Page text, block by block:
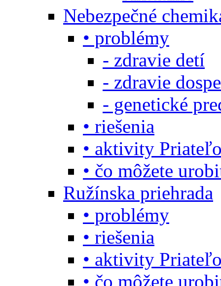
Nebezpečné
• problémy
- zdravie detí
- zdravie
- genetické
• riešenia
• aktivity
• čo môžete
Ružínska priehrada
• problémy
• riešenia
• aktivity
• čo môžete